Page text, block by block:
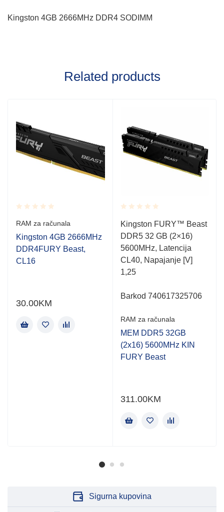
Kingston 4GB 2666MHz DDR4 SODIMM
Related products
Rated
0.001
out
of
5
RAM za računala
Kingston 4GB 2666MHz
DDR4FURY Beast,
CL16
30.00KM
Rated
0.001
out
of
5
Kingston FURY™ Beast
DDR5 32 GB (2×16)
5600MHz, Latencija
CL40, Napajanje [V]
1,25
Barkod 740617325706
RAM za računala
MEM DDR5 32GB
(2x16) 5600MHz KIN
FURY Beast
311.00KM
Sigurna kupovina